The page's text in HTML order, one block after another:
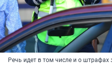
Речь идет в том числе и о